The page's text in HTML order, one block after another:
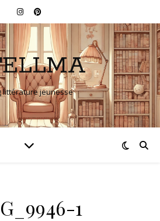
littérature jeunesse
1